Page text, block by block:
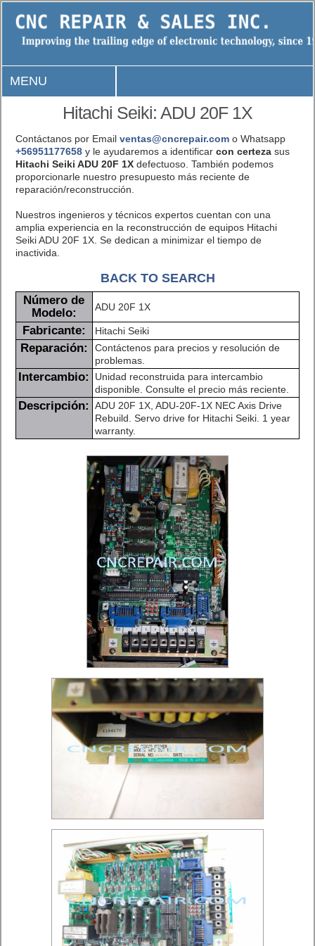
MENU
Hitachi Seiki: ADU 20F 1X
Contáctanos por Email ventas@cncrepair.como Whatsapp
+56951177658y le ayudaremos a identificar con certezasus
Hitachi Seiki ADU 20F 1Xdefectuoso. También podemos
proporcionarle nuestro presupuesto más reciente de
reparación/reconstrucción.
Nuestros ingenieros y técnicos expertos cuentan con una
amplia experiencia en la reconstrucción de equipos Hitachi
Seiki ADU 20F 1X. Se dedican a minimizar el tiempo de
inactivida.
BACK TO SEARCH
Número de
Modelo:
ADU 20F 1X
Fabricante: Hitachi Seiki
Reparación:
Contáctenos para precios y resolución de
problemas.
Intercambio:
Unidad reconstruida para intercambio
disponible. Consulte el precio más reciente.
Descripción:
ADU 20F 1X, ADU-20F-1X NEC Axis Drive
Rebuild. Servo drive for Hitachi Seiki. 1 year
warranty.